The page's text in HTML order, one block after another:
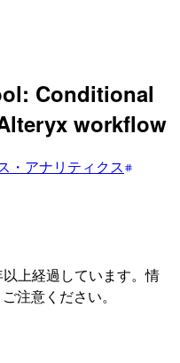
Conditional
workflow
・アナリティクス
上経過しています。情
注意ください。